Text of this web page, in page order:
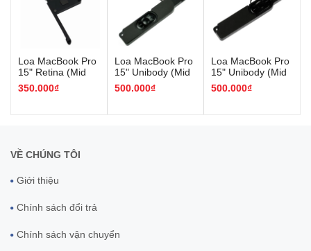
Loa MacBook Pro
15" Retina (Mid
2012/Mid 2015)
350.000₫
Loa MacBook Pro
15" Unibody (Mid
2010/Mid 2012)
500.000₫
Loa MacBook Pro
15" Unibody (Mid
2009/Mid 2010)
500.000₫
VỀ CHÚNG TÔI
Giới thiệu
Chính sách đổi trả
Chính sách vận chuyển